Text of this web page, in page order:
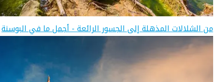
من الشلالات المذهلة إلى الجسور الرائعة - أجمل ما في البوسنة